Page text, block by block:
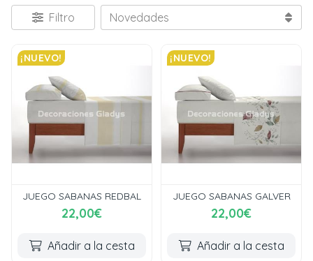
Filtro
¡NUEVO!
JUEGO SABANAS REDBAL
22,00€
Añadir a la cesta
¡NUEVO!
JUEGO SABANAS GALVER
22,00€
Añadir a la cesta